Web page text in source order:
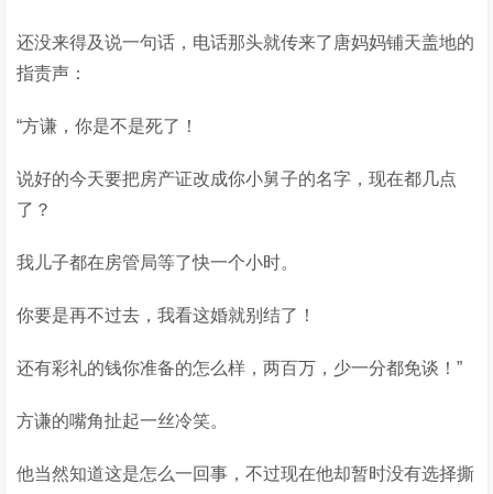
还没来得及说一句话，电话那头就传来了唐妈妈铺天盖地的
指责声：
“方谦，你是不是死了！
说好的今天要把房产证改成你小舅子的名字，现在都几点
了？
我儿子都在房管局等了快一个小时。
你要是再不过去，我看这婚就别结了！
还有彩礼的钱你准备的怎么样，两百万，少一分都免谈！”
方谦的嘴角扯起一丝冷笑。
他当然知道这是怎么一回事，不过现在他却暂时没有选择撕